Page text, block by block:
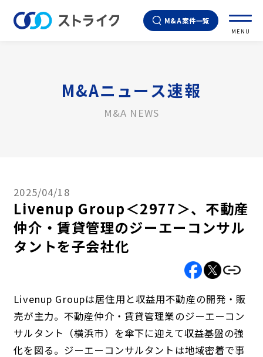
M&A案件一覧
MENU
M&Aニュース速報
M&A NEWS
2025/04/18
Livenup Group＜2977＞、不動産
仲介・賃貸管理のジーエーコンサル
タントを子会社化
Livenup Groupは居住用と収益用不動産の開発・販
売が主力。不動産仲介・賃貸管理業のジーエーコン
サルタント（横浜市）を傘下に迎えて収益基盤の強
化を図る。ジーエーコンサルタントは地域密着で事